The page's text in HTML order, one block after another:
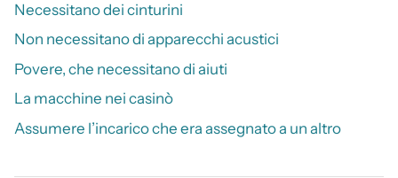
Necessitano dei cinturini
Non necessitano di apparecchi acustici
Povere, che necessitano di aiuti
La macchine nei casinò
Assumere l’incarico che era assegnato a un altro